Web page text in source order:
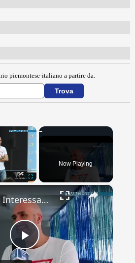
piemontese-italiano a partire da:
×
Now Playing
×
Play
Adrano. Interessante incontro al liceo “Verga” con il prof. Fabio Gamberini. Studenti del Linguistic